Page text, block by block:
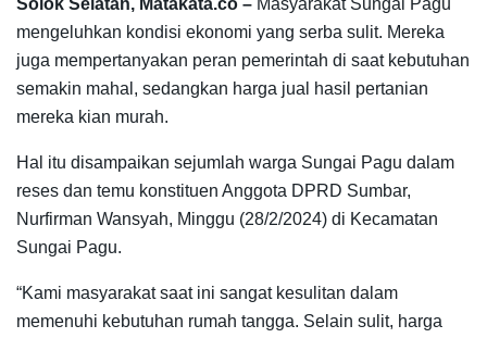
mengeluhkan kondisi ekonomi yang serba sulit. Mereka
juga mempertanyakan peran pemerintah di saat kebutuhan
semakin mahal, sedangkan harga jual hasil pertanian
mereka kian murah.
Hal itu disampaikan sejumlah warga Sungai Pagu dalam
reses dan temu konstituen Anggota DPRD Sumbar,
Nurfirman Wansyah, Minggu (28/2/2024) di Kecamatan
Sungai Pagu.
“Kami masyarakat saat ini sangat kesulitan dalam
memenuhi kebutuhan rumah tangga. Selain sulit, harga